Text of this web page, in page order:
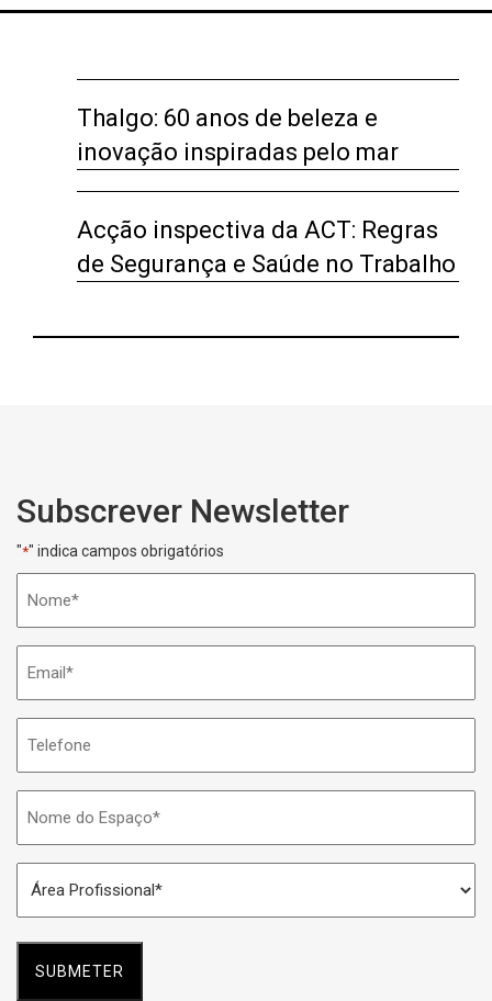
Thalgo: 60 anos de beleza e
inovação inspiradas pelo mar
Acção inspectiva da ACT: Regras
de Segurança e Saúde no Trabalho
Subscrever Newsletter
"*" indica campos obrigatórios
do
Espaço
Profissional
*